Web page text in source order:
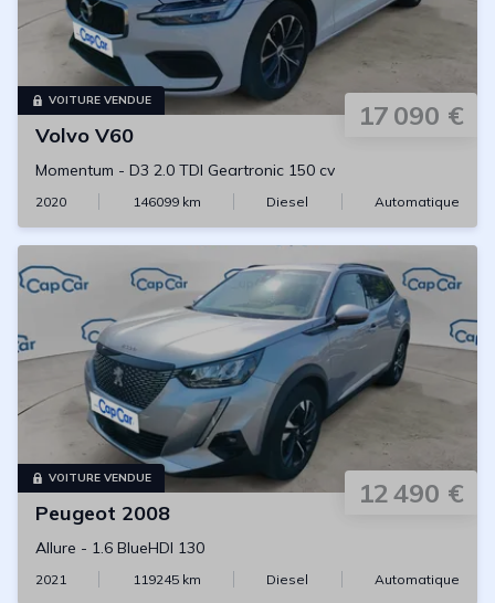
VOITURE VENDUE 17 090 €
Volvo V60
Momentum - D3 2.0 TDI Geartronic 150 cv
2020 146099km Diesel Automatique
VOITURE VENDUE 12 490 €
Peugeot 2008
Allure - 1.6 BlueHDI 130
2021 119245km Diesel Automatique